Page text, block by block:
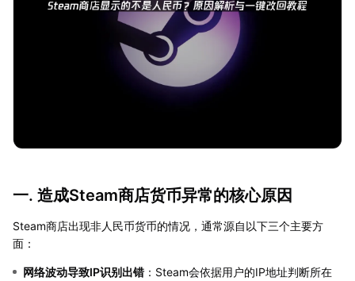
一. 造成Steam商店货币异常的核心原因
Steam商店出现非人民币货币的情况，通常源自以下三个主要方
面：
网络波动导致IP识别出错 ：Steam会依据用户的IP地址判断所在